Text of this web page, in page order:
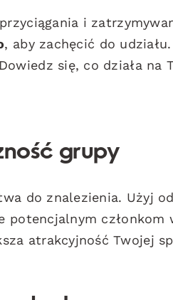
i
, aby zachęcić do
się, co działa na
grupy
do znalezienia. Użyj
potencjalnym członkom
atrakcyjność Twojej